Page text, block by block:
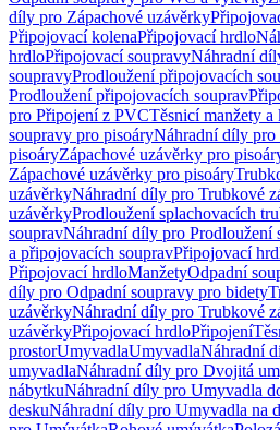
díly pro Zápachové uzávěrky
Připojovací kolenaPřipojovací hrdlo
hrdloPřipojovací soupravyNáhradní
soupravyProdloužení připojovacích
Prodloužení připojovacích souprav
pro Připojení z PVCTěsnicí manžety
soupravy pro pisoáryNáhradní díly pro
pisoáryZápachové uzávěrky pro
Zápachové uzávěrky pro pisoáry
uzávěrkyNáhradní díly pro Trubkové
uzávěrkyProdloužení splachovacích
soupravNáhradní díly pro Prodloužení
a připojovacích soupravPřipojovací
Připojovací hrdloManžetyOdpadní
díly pro Odpadní soupravy pro bidety
uzávěrkyNáhradní díly pro Trubkové
uzávěrkyPřipojovací hrdloPřipojení
prostorUmyvadlaUmyvadlaNáhradní
umyvadlaNáhradní díly pro Dvojitá
nábytkuNáhradní díly pro Umyvadla
deskuNáhradní díly pro Umyvadla na